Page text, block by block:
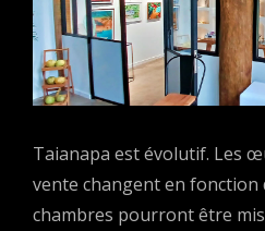
Taianapa est évolutif. Les
vente changent en fonction
chambres pourront être